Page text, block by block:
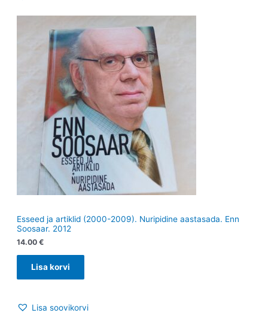
Esseed ja artiklid (2000-2009). Nuripidine aastasada. Enn
Soosaar. 2012
14.00 €
Lisa korvi
Lisa soovikorvi